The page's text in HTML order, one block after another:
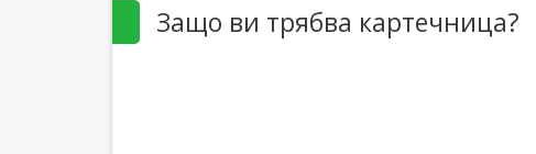
Защо ви трябва картечница?